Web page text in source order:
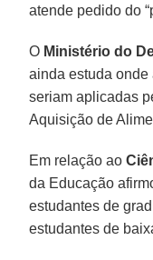
atende pedido do
O Ministério do
ainda estuda
seriam aplicadas
Aquisição de
Em relação ao
da Educação
estudantes de
estudantes de